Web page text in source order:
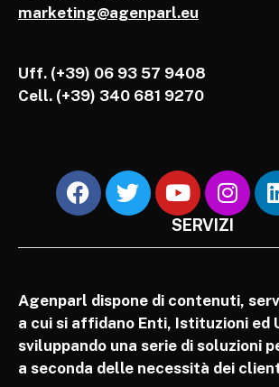
marketing@agenparl.eu
Uff. (+39) 06 93 57 9408
Cell. (+39) 340 681 9270
SERVIZI
Agenparl dispone di contenuti,
a cui si affidano Enti, Istituzioni ed
sviluppando una serie di soluzioni
a seconda delle necessità dei